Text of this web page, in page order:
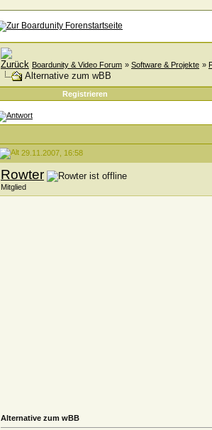
Boardunity & Video Forum » Software & Projekte »
Alternative zum wBB
Registrieren
29.11.2007, 16:58
Rowter
Mitglied
Alternative zum wBB